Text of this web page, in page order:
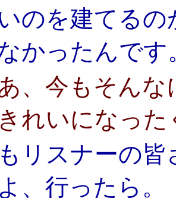
のを建てる
かったんです
、今もそん
れいになっ
リスナーの
、行ったら。